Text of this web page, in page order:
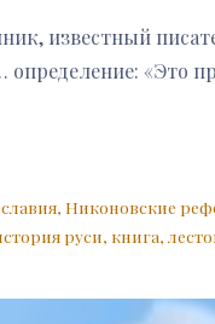
определение: «Это
, Никоновские
руси, книга,